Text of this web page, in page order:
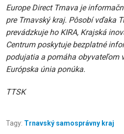
Europe Direct Trnava je
pre Trnavský kraj. Pôsobí vďaka
prevádzkuje ho KIRA, Krajská
Centrum poskytuje bezplatné
podujatia a pomáha obyvateľom
Európska únia ponúka.
TTSK
Tagy: Trnavský samosprávny kraj